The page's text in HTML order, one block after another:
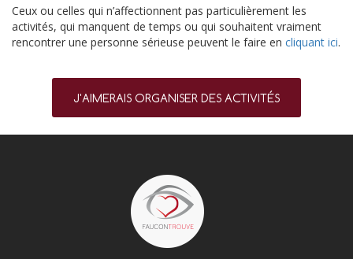
Ceux ou celles qui n’affectionnent pas particulièrement les
activités, qui manquent de temps ou qui souhaitent vraiment
rencontrer une personne sérieuse peuvent le faire en cliquant ici.
J'AIMERAIS ORGANISER DES ACTIVITÉS